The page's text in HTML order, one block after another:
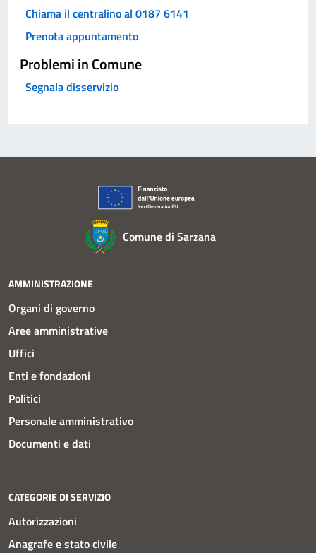
Chiama il centralino al 0187 6141
Prenota appuntamento
Problemi in Comune
Segnala disservizio
Comune di Sarzana
AMMINISTRAZIONE
Organi di governo
Aree amministrative
Uffici
Enti e fondazioni
Politici
Personale amministrativo
Documenti e dati
CATEGORIE DI SERVIZIO
Autorizzazioni
Anagrafe e stato civile